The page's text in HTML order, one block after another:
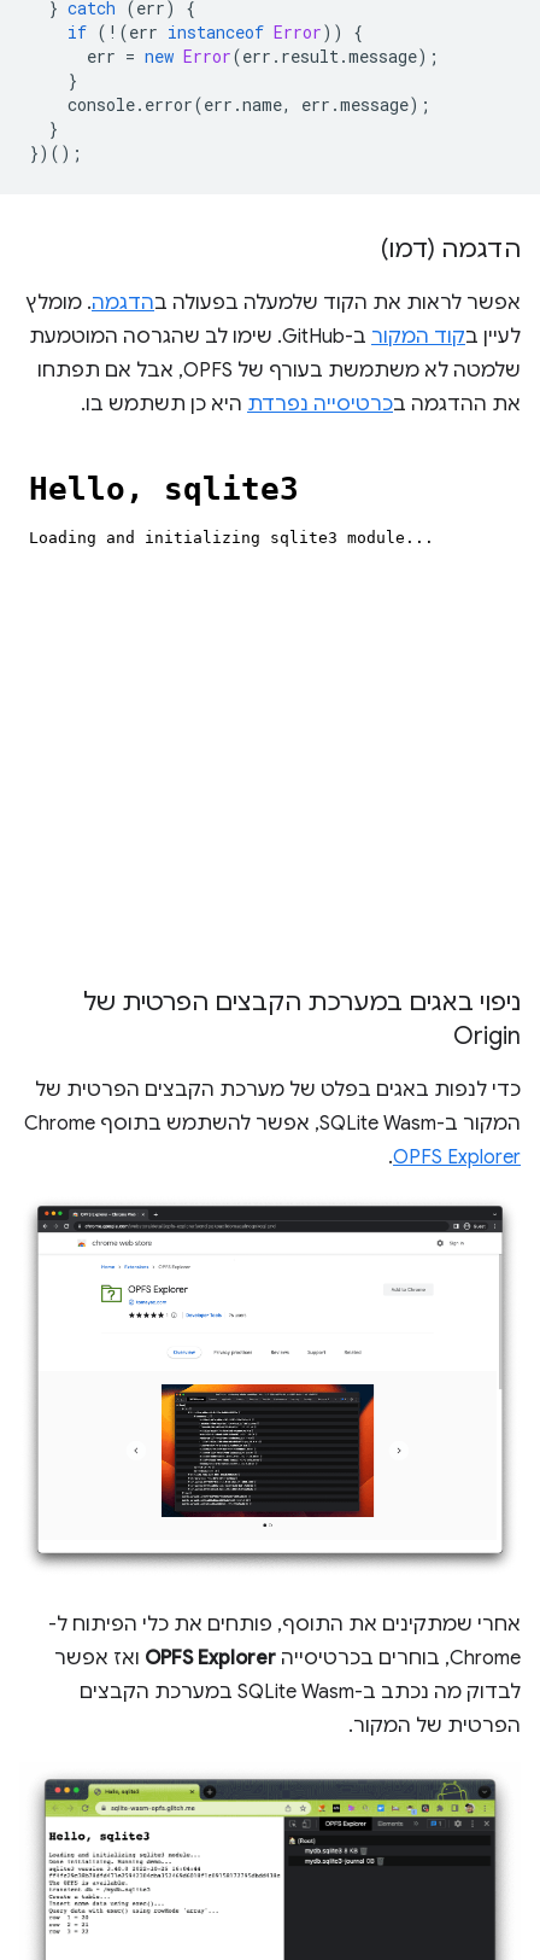
} catch (err)
{
if ( ! (err instanceof Error))
{
err = new Error(err . result.message);
}
console. error(err .name, err .message);
}
})();
הדגמה (דמו)
אפשר לראות את הקוד שלמעלה בפעולה בהדגמה. מומלץ
לעיין בקוד המקור
ב-GitHub. שימו לב שהגרסה המוטמעת
שלמטה לא משתמשת בעורף של OPFS, אבל אם תפתחו
את ההדגמה בכרטיסייה נפרדת היא כן תשתמש בו.
ניפוי באגים במערכת הקבצים הפרטית של
Origin
כדי לנפות באגים בפלט של מערכת הקבצים הפרטית של
המקור ב-SQLite Wasm, אפשר להשתמש בתוסף Chrome‏
OPFS Explorer
.
אחרי שמתקינים את התוסף, פותחים את כלי הפיתוח ל-
Chrome, בוחרים בכרטיסייה
OPFS Explorer ואז אפשר
לבדוק מה נכתב ב-SQLite Wasm במערכת הקבצים
הפרטית של המקור.